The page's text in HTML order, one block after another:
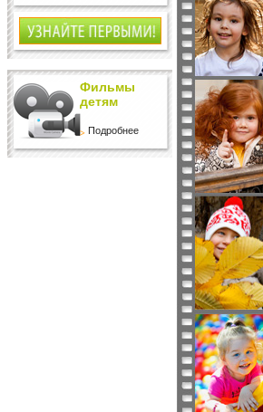
Фильмы
детям
Подробнее